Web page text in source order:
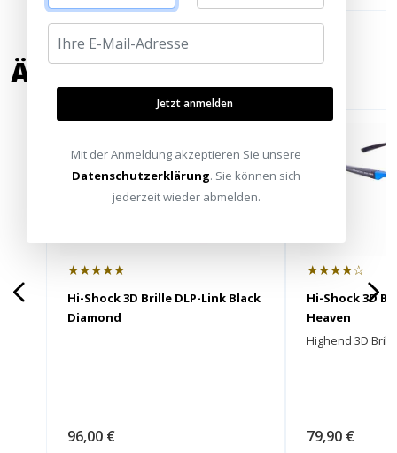
ÄHNLICHE PRODUKTE
★★★★★
Hi-Shock 3D Brille DLP-Link Black
Diamond
96,00 €
★★★★☆
Hi-Shock 3D
Heaven
Highend 3D Brille
79,90 €
Jetzt anmelden
Mit der Anmeldung akzeptieren Sie unsere
Datenschutzerklärung. Sie können sich
jederzeit wieder abmelden.